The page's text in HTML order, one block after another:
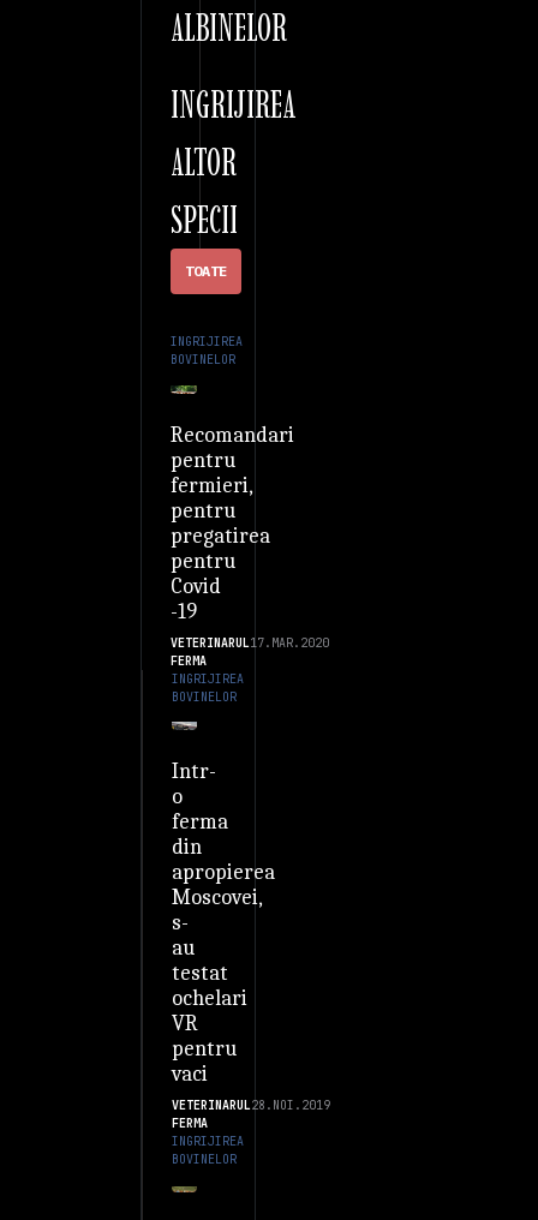
ALBINELOR
INGRIJIREA
ALTOR
SPECII
TOATE
INGRIJIREA
BOVINELOR
Recomandari
pentru
fermieri,
pentru
pregatirea
pentru
Covid
-19
VETERINARUL
FERMA
17.MAR.2020
INGRIJIREA
BOVINELOR
Intr-
o
ferma
din
apropierea
Moscovei,
s-
au
testat
ochelari
VR
pentru
vaci
VETERINARUL
FERMA
28.NOI.2019
INGRIJIREA
BOVINELOR